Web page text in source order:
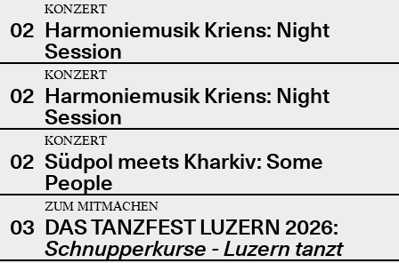
02
KONZERT
Harmoniemusik Kriens: Night
Session
02
KONZERT
Harmoniemusik Kriens: Night
Session
02
KONZERT
Südpol meets Kharkiv: Some
People
03
ZUM MITMACHEN
DAS TANZFEST LUZERN 2026:
Schnupperkurse - Luzern tanzt